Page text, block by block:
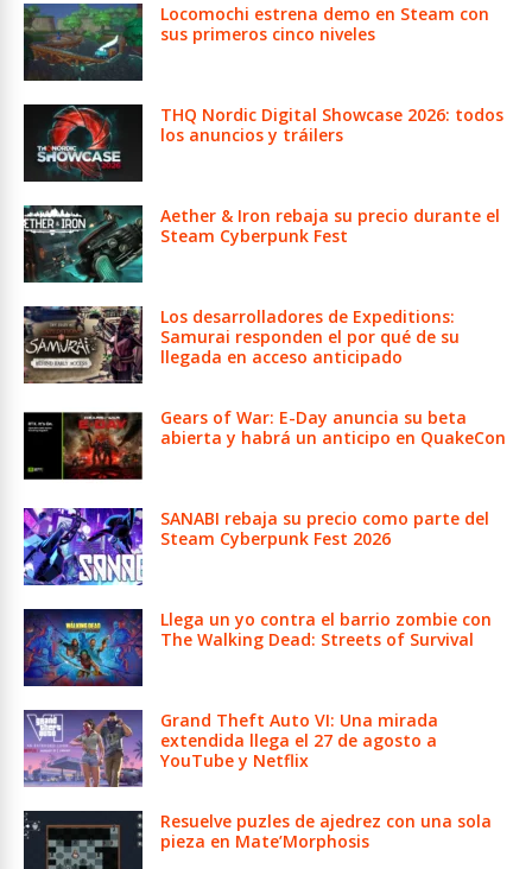
Locomochi estrena demo en Steam con
sus primeros cinco niveles
THQ Nordic Digital Showcase 2026: todos
los anuncios y tráilers
Aether & Iron rebaja su precio durante el
Steam Cyberpunk Fest
Los desarrolladores de Expeditions:
Samurai responden el por qué de su
llegada en acceso anticipado
Gears of War: E-Day anuncia su beta
abierta y habrá un anticipo en QuakeCon
SANABI rebaja su precio como parte del
Steam Cyberpunk Fest 2026
Llega un yo contra el barrio zombie con
The Walking Dead: Streets of Survival
Grand Theft Auto VI: Una mirada
extendida llega el 27 de agosto a
YouTube y Netflix
Resuelve puzles de ajedrez con una sola
pieza en Mate’Morphosis